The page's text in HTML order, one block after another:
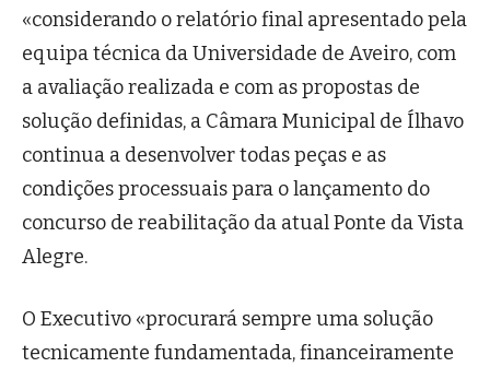
«considerando o relatório final apresentado pela
equipa técnica da Universidade de Aveiro, com
a avaliação realizada e com as propostas de
solução definidas, a Câmara Municipal de Ílhavo
continua a desenvolver todas peças e as
condições processuais para o lançamento do
concurso de reabilitação da atual Ponte da Vista
Alegre.
O Executivo «procurará sempre uma solução
tecnicamente fundamentada, financeiramente